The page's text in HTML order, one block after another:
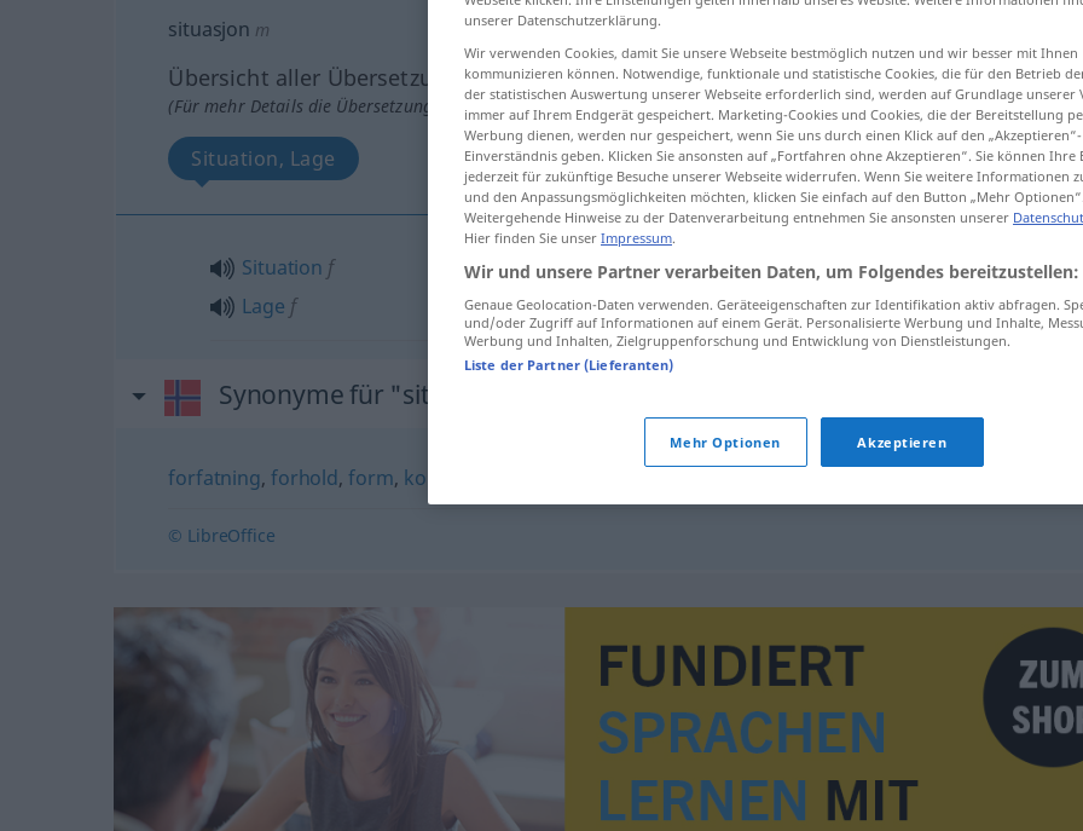
situasjon m
Übersicht aller Übersetzungen
(Für mehr Details die Übersetzung anklicken/antippen)
Situation, Lage
Situation f
Lage f
situasjon
Synonyme für "situasjon"
forfatning,forhold,form, kondisjon
© LibreOffice
unserer Datenschutzerklärung.
Wir verwenden Cookies, damit Sie unsere Webseite bestmöglich nutzen und wir besser mit Ihnen
kommunizieren können. Notwendige, funktionale und statistische Cookies, die für den Betrieb
der statistischen Auswertung unserer Webseite erforderlich sind, werden auf Grundlage unserer
immer auf Ihrem Endgerät gespeichert. Marketing-Cookies und Cookies, die der Bereitstellung
Werbung dienen, werden nur gespeichert, wenn Sie uns durch einen Klick auf den
Einverständnis geben. Klicken Sie ansonsten auf „Fortfahren ohne Akzeptieren“. Sie können
jederzeit für zukünftige Besuche unserer Webseite widerrufen. Wenn Sie weitere Informationen
und den Anpassungsmöglichkeiten möchten, klicken Sie einfach auf den Button „Mehr
Weitergehende Hinweise zu der Datenverarbeitung entnehmen Sie ansonsten unserer
Hier finden Sie unser Impressum.
Wir und unsere Partner verarbeiten Daten, um Folgendes bereitzustellen:
Genaue Geolocation-Daten verwenden. Geräteeigenschaften zur Identifikation aktiv abfragen.
und/oder Zugriff auf Informationen auf einem Gerät. Personalisierte Werbung und Inhalte,
Werbung und Inhalten, Zielgruppenforschung und Entwicklung von Dienstleistungen.
Liste der Partner (Lieferanten)
Mehr Optionen Akzeptieren